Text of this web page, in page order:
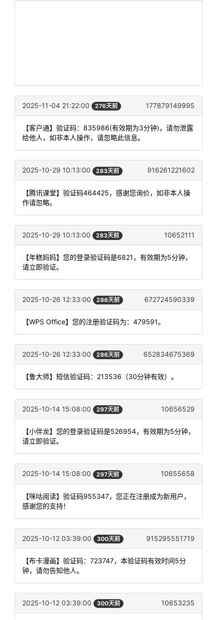
2025-11-04 21:22:00 276天前 177879149995
【客户通】验证码：835986(有效期为3分钟)，请勿泄露
给他人，如非本人操作，请忽略此信息。
2025-10-29 10:13:00 283天前 916261221602
【腾讯课堂】验证码464425，感谢您询价，如非本人操
作请忽略。
2025-10-29 10:13:00 283天前 10652111
【年糕妈妈】您的登录验证码是6821，有效期为5分钟，
请立即验证。
2025-10-26 12:33:00 286天前 672724590339
【WPS Office】您的注册验证码为：479591。
2025-10-26 12:33:00 286天前 652834675369
【鲁大师】短信验证码：213536（30分钟有效）。
2025-10-14 15:08:00 297天前 10656529
【小伴龙】您的登录验证码是526954，有效期为5分钟，
请立即验证。
2025-10-14 15:08:00 297天前 10655658
【咪咕阅读】验证码955347，您正在注册成为新用户，
感谢您的支持！
2025-10-12 03:39:00 300天前 915295551719
【布卡漫画】验证码：723747，本验证码有效时间5分
钟，请勿告知他人。
2025-10-12 03:39:00 300天前 10653235